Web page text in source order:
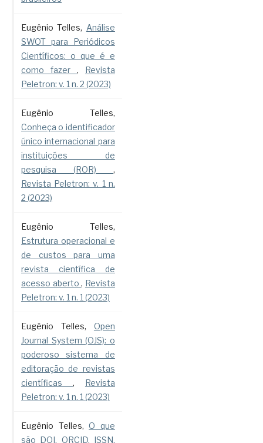
Eugênio Telles, Análise
SWOT para Periódicos
Científicos: o que é e
como fazer , Revista
Peletron: v. 1 n. 2 (2023)
Eugênio Telles,
Conheça o identificador
único internacional para
instituições de
pesquisa (ROR) ,
Revista Peletron: v. 1 n.
2 (2023)
Eugênio Telles,
Estrutura operacional e
de custos para uma
revista científica de
acesso aberto, Revista
Peletron: v. 1 n. 1 (2023)
Eugênio Telles, Open
Journal System (OJS): o
poderoso sistema de
editoração de revistas
científicas , Revista
Peletron: v. 1 n. 1 (2023)
Eugênio Telles,O que
são DOI, ORCID, ISSN,